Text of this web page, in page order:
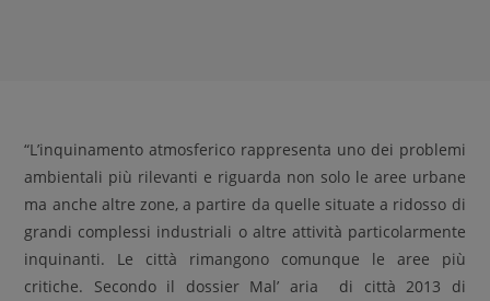
“L’inquinamento atmosferico rappresenta uno dei problemi
ambientali più rilevanti e riguarda non solo le aree urbane
ma anche altre zone, a partire da quelle situate a ridosso di
grandi complessi industriali o altre attività particolarmente
inquinanti. Le città rimangono comunque le aree più
critiche. Secondo il dossier Mal’ aria di città 2013 di